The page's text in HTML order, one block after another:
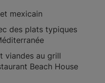
mexicain
des plats typiques
viandes au grill
Beach House